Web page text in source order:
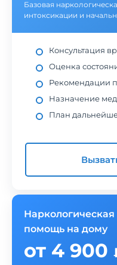
Базовая
интоксикации и
Консультация
Оценка
Рекомендации
Назначение
План
Наркологическая
помощь на дому
от 4 900